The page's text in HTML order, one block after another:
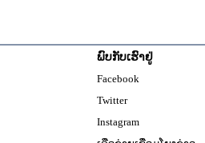
ພົບກັບເຮົາຢູ່
Facebook
Twitter
Instagram